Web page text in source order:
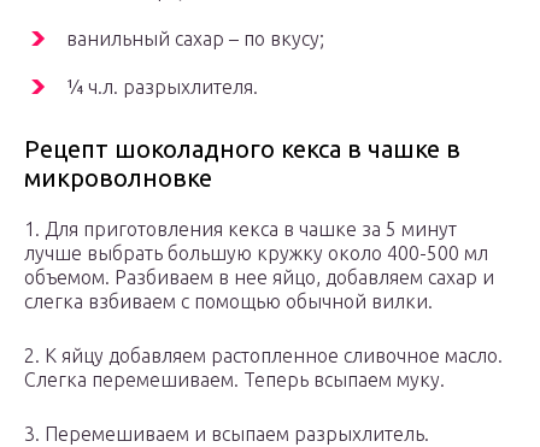
ванильный сахар – по вкусу;
¼ ч.л. разрыхлителя.
Рецепт шоколадного кекса в чашке в
микроволновке
1. Для приготовления кекса в чашке за 5 минут
лучше выбрать большую кружку около 400-500 мл
объемом. Разбиваем в нее яйцо, добавляем сахар и
слегка взбиваем с помощью обычной вилки.
2. К яйцу добавляем растопленное сливочное масло.
Слегка перемешиваем. Теперь всыпаем муку.
3. Перемешиваем и всыпаем разрыхлитель.